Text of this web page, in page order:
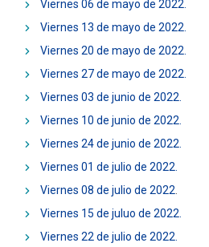
Viernes 06 de mayo de 2022.
Viernes 13 de mayo de 2022.
Viernes 20 de mayo de 2022.
Viernes 27 de mayo de 2022.
Viernes 03 de junio de 2022.
Viernes 10 de junio de 2022.
Viernes 24 de junio de 2022.
Viernes 01 de julio de 2022.
Viernes 08 de julio de 2022.
Viernes 15 de juluo de 2022.
Viernes 22 de julio de 2022.